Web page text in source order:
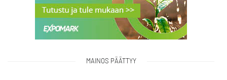
MAINOS PÄÄTTYY